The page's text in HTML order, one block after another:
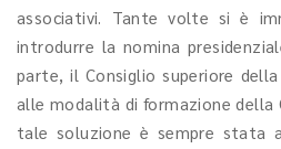
associativi. Tante volte si è
introdurre la nomina
parte, il Consiglio superiore
alle modalità di formazione
tale soluzione è sempre stata